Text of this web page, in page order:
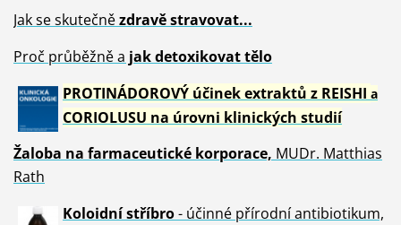
Jak se skutečnězdravěstravovat...
Proč průběžně a jak detoxikovat tělo
PROTINÁDOROVÝ účinek extraktů z REISHI a
CORIOLUSU na úrovni klinických studií
Žaloba na farmaceutické korporace, MUDr. Matthias
Rath
Koloidní stříbro- účinné přírodní antibiotikum,